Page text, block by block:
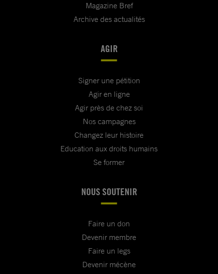
Magazine Bref
Archive des actualités
AGIR
Signer une pétition
Agir en ligne
Agir près de chez soi
Nos campagnes
Changez leur histoire
Education aux droits humains
Se former
NOUS SOUTENIR
Faire un don
Devenir membre
Faire un legs
Devenir mécène